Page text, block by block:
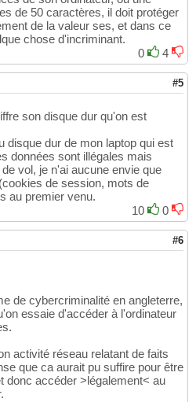
de 50 caractères, il doit protéger
de la valeur ses, et dans ce
chose d'incriminant.
0
4
#5
son disque dur qu'on est
disque dur de mon laptop qui est
données sont illégales mais
vol, je n'ai aucune envie que
de session, mots de
au premier venu.
10
0
#6
de cybercriminalité en angleterre,
essaie d'accéder à l'ordinateur
activité réseau relatant de faits
que ca aurait pu suffire pour être
donc accéder >légalement< au